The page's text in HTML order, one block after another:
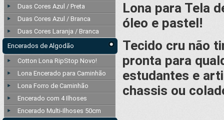
Duas Cores Azul / Preta
Duas Cores Azul / Branca
Duas Cores Laranja / Branca
Encerados de Algodão
Cotton Lona RipStop Novo!
Lona Encerado para Caminhão
Lona Forro de Caminhão
Encerado com 4 Ilhoses
Encerado Multi-Ilhoses 50cm
Lona para Tela
óleo e pastel!
Tecido cru não
pronta para
estudantes e
chassis ou